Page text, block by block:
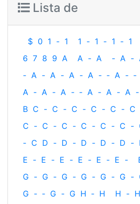
Lista de
$ 0 1 - 1 1 - 1 - 1 - 1
6 7 8 9 A A - A - A -
- A - A - A - A - ‐ A - ‐
A - A - A - ‐ A - A - A -
B C - C - C - C - C - C
C - C - C - C - C - C -
- C D - D - D - D - D -
E - E - E - E - E - E -
G - G - G - G - G - G -
G - ‐ G - G H ‐ H H - H